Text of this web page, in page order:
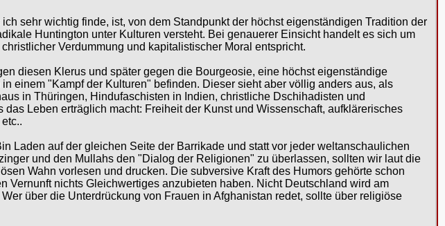
sehr wichtig finde, ist, von dem Standpunkt der höchst eigenständigen Tradition der
Huntington unter Kulturen versteht. Bei genauerer Einsicht handelt es sich um
Verdummung und kapitalistischer Moral entspricht.
diesen Klerus und später gegen die Bourgeosie, eine höchst eigenständige
einem "Kampf der Kulturen" befinden. Dieser sieht aber völlig anders aus, als
in Thüringen, Hindufaschisten in Indien, christliche Dschihadisten und
Leben erträglich macht: Freiheit der Kunst und Wissenschaft, aufklärerisches
Laden auf der gleichen Seite der Barrikade und statt vor jeder weltanschaulichen
und den Mullahs den "Dialog der Religionen" zu überlassen, sollten wir laut die
Wahn vorlesen und drucken. Die subversive Kraft des Humors gehörte schon
Vernunft nichts Gleichwertiges anzubieten haben. Nicht Deutschland wird am
über die Unterdrückung von Frauen in Afghanistan redet, sollte über religiöse